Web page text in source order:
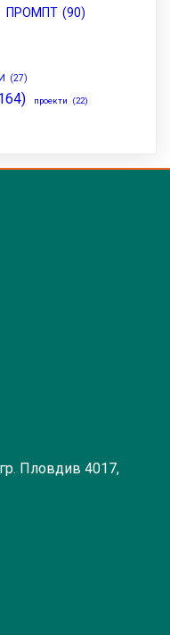
ПРОМПТ (90)
(27)
проекти (22)
Пловдив 4017,